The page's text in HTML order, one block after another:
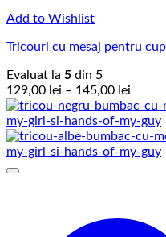
Add to Wishlist
Tricouri cu mesaj pentru
Evaluat la 5 din 5
129,00 lei – 145,00 lei
de
prețuri:
până